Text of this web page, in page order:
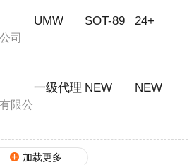
司
UMW SOT-89 24+
限公
一级代理 NEW NEW
加载更多